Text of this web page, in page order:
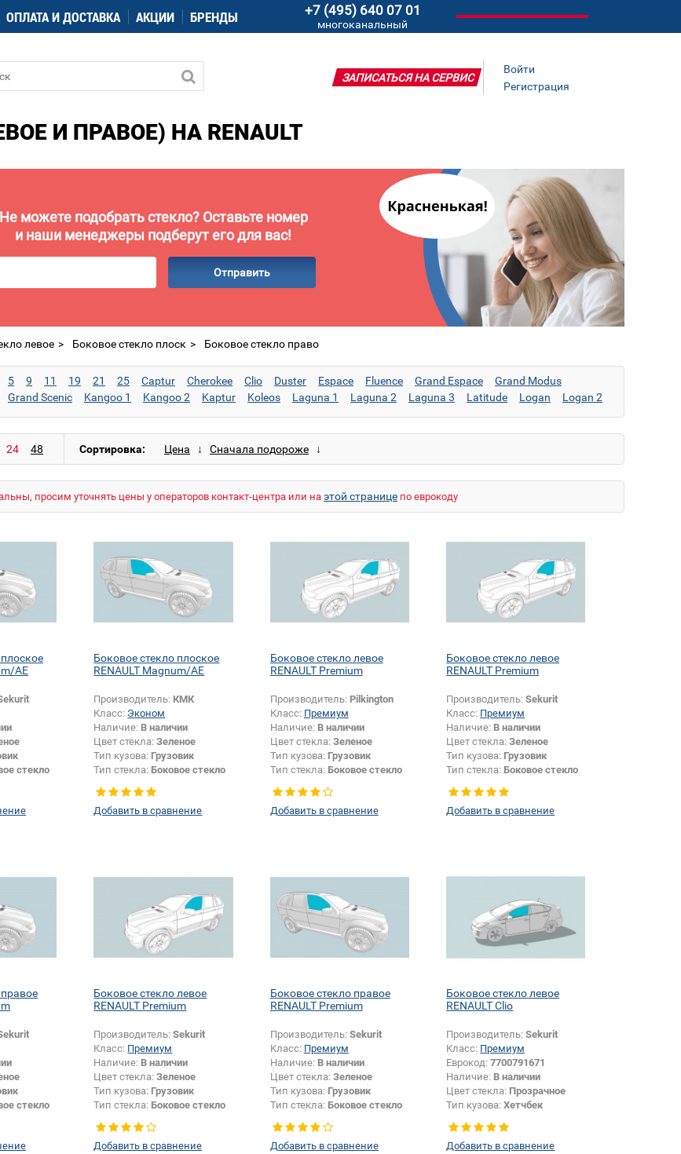
ОПЛАТА И ДОСТАВКА АКЦИИ БРЕНДЫ +7 (495) 640 07 01
многоканальный
Войти
Регистрация
ЗАПИСАТЬСЯ НА СЕРВИС
И ПРАВОЕ) НА RENAULT
Не можете подобрать стекло? Оставьте номер
и наши менеджеры подберут его для вас!
Отправить
левое Боковое стекло плоск Боковое стекло право
5 9 11 19 21 25 Captur Cherokee Clio Duster Espace Fluence Grand Espace
Grand Modus
Grand Scenic
Kangoo 1 Kangoo 2 Kaptur Koleos Laguna 1 Laguna 2 Laguna 3 Latitude Logan
Logan 2
Сортировка:
просим уточнять цены у операторов контакт-центра или наэтой странице по еврокоду
AE
стекло
Боковое стекло плоское
RENAULT Magnum/AE
Производитель: КМК
Класс: Эконом
Наличие: В наличии
Цвет стекла:Зеленое
Тип кузова: Грузовик
Тип стекла: Боковое стекло
плоское
Добавить в сравнение
Боковое стекло левое
RENAULT Premium
Производитель: Pilkington
Класс: Премиум
Наличие: В наличии
Цвет стекла: Зеленое
Тип кузова: Грузовик
Тип стекла: Боковое стекло
левое
Добавить в сравнение
Боковое стекло левое
RENAULT Premium
Производитель:Sekurit
Класс: Премиум
Наличие: В наличии
Цвет стекла:Зеленое
Тип кузова: Грузовик
Тип стекла: Боковое стекло
левое
Добавить в сравнение
стекло
Боковое стекло левое
RENAULT Premium
Производитель:Sekurit
Класс: Премиум
Наличие: В наличии
Цвет стекла:Зеленое
Тип кузова: Грузовик
Тип стекла: Боковое стекло
левое
Добавить в сравнение
Боковое стекло правое
RENAULT Premium
Производитель: Sekurit
Класс: Премиум
Наличие: В наличии
Цвет стекла: Зеленое
Тип кузова: Грузовик
Тип стекла: Боковое стекло
правое
Добавить в сравнение
Боковое стекло левое
RENAULT Clio
Производитель:Sekurit
Класс: Премиум
Еврокод:7700791671
Наличие: В наличии
Цвет стекла: Прозрачное
Тип кузова:Хетчбек
Тип стекла:Боковое стекло
левое
Добавить в сравнение